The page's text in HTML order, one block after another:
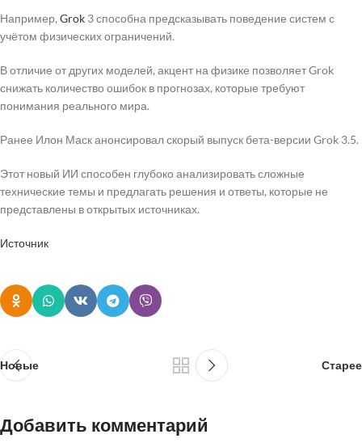
Например, Grok 3 способна предсказывать поведение систем с
учётом физических ограничений.
В отличие от других моделей, акцент на физике позволяет Grok
снижать количество ошибок в прогнозах, которые требуют
понимания реального мира.
Ранее Илон Маск анонсировал скорый выпуск бета-версии Grok 3.5.
Этот новый ИИ способен глубоко анализировать сложные
технические темы и предлагать решения и ответы, которые не
представлены в открытых источниках.
Источник
Новые Старее
Добавить комментарий